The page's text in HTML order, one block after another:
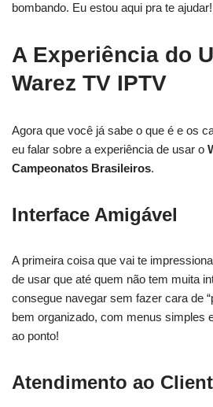
bombando. Eu estou aqui pra te ajudar!
A Experiência do
Warez TV IPTV
Agora que você já sabe o que é e os
eu falar sobre a experiência de usar o
Campeonatos Brasileiros.
Interface Amigável
A primeira coisa que vai te
de usar que até quem não tem muita
consegue navegar sem fazer cara de
bem organizado, com menus simples
ao ponto!
Atendimento ao